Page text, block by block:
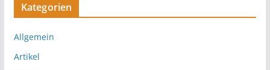
Kategorien
Allgemein
Artikel